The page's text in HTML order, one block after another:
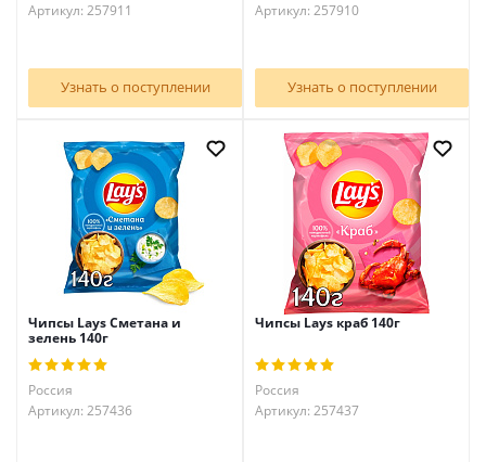
Артикул: 257911
Узнать о поступлении
Артикул: 257910
Узнать о поступлении
Чипсы Lays Сметана и
зелень 140г
Россия
Артикул: 257436
Чипсы Lays краб 140г
Россия
Артикул: 257437